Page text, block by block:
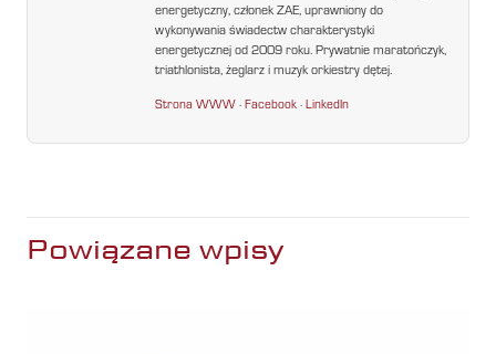
energetyczny, członek ZAE, uprawniony do
wykonywania świadectw charakterystyki
energetycznej od 2009 roku. Prywatnie maratończyk,
triathlonista, żeglarz i muzyk orkiestry dętej.
Strona WWW ·Facebook ·LinkedIn
Powiązane wpisy